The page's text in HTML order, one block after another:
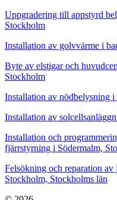
Uppgradering till appstyrd
Stockholm
Installation av golvvärme i
Byte av elstigar och
Stockholm
Installation av nödbelysning
Installation av
Installation och
fjärrstyrning i Södermalm,
Felsökning och reparation
Stockholm, Stockholms län